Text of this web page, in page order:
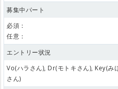
募集中パート
必須：
任意：
エントリー状況
Vo(ハラさん), Dr(モトキさん), Key(み
さん)